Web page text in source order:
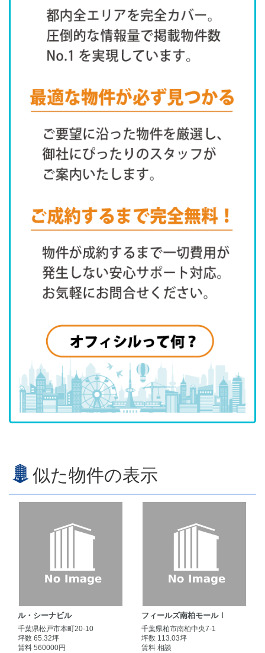
似た物件の表示
ル・シーナビル
千葉県松戸市本町20-10
坪数 65.32坪
賃料 560000円
フィールズ南柏モールⅠ
千葉県柏市南柏中央7-1
坪数 113.03坪
賃料 相談